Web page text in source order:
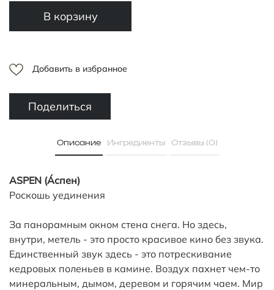
В корзину
Добавить в избранное
Поделиться
Описание Ингредиенты Отзывы (0)
ASPEN (Áспен)
Роскошь уединения
За панорамным окном стена снега. Но здесь,
внутри, метель - это просто красивое кино без звука.
Единственный звук здесь - это потрескивание
кедровых поленьев в камине. Воздух пахнет чем-то
минеральным, дымом, деревом и горячим чаем. Мир